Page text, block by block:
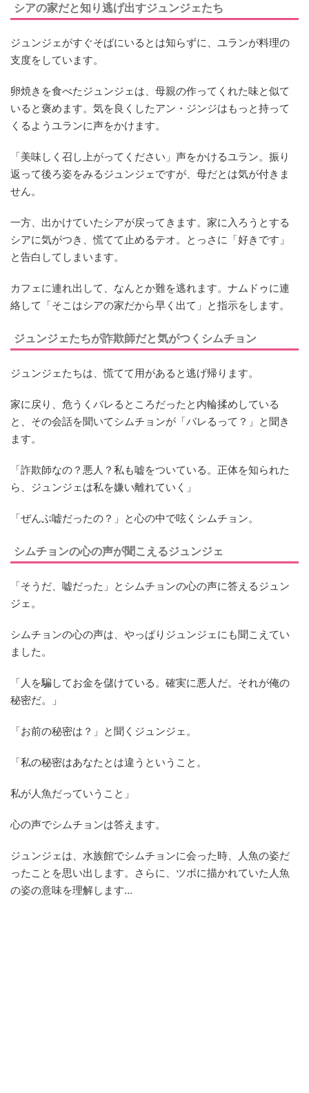
シアの家だと知り逃げ出すジュンジェたち
ジュンジェがすぐそばにいるとは知らずに、ユランが料理の
支度をしています。
卵焼きを食べたジュンジェは、母親の作ってくれた味と似て
いると褒めます。気を良くしたアン・ジンジはもっと持って
くるようユランに声をかけます。
「美味しく召し上がってください」声をかけるユラン。振り
返って後ろ姿をみるジュンジェですが、母だとは気が付きま
せん。
一方、出かけていたシアが戻ってきます。家に入ろうとする
シアに気がつき、慌てて止めるテオ。とっさに「好きです」
と告白してしまいます。
カフェに連れ出して、なんとか難を逃れます。ナムドゥに連
絡して「そこはシアの家だから早く出て」と指示をします。
ジュンジェたちが詐欺師だと気がつくシムチョン
ジュンジェたちは、慌てて用があると逃げ帰ります。
家に戻り、危うくバレるところだったと内輪揉めしている
と、その会話を聞いてシムチョンが「バレるって？」と聞き
ます。
「詐欺師なの？悪人？私も嘘をついている。正体を知られた
ら、ジュンジェは私を嫌い離れていく」
「ぜんぶ嘘だったの？」と心の中で呟くシムチョン。
シムチョンの心の声が聞こえるジュンジェ
「そうだ、嘘だった」とシムチョンの心の声に答えるジュン
ジェ。
シムチョンの心の声は、やっぱりジュンジェにも聞こえてい
ました。
「人を騙してお金を儲けている。確実に悪人だ。それが俺の
秘密だ。」
「お前の秘密は？」と聞くジュンジェ。
「私の秘密はあなたとは違うということ。
私が人魚だっていうこと」
心の声でシムチョンは答えます。
ジュンジェは、水族館でシムチョンに会った時、人魚の姿だ
ったことを思い出します。さらに、ツボに描かれていた人魚
の姿の意味を理解します…